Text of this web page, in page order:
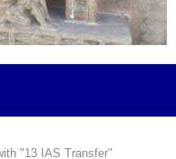
"13 IAS Transfer"